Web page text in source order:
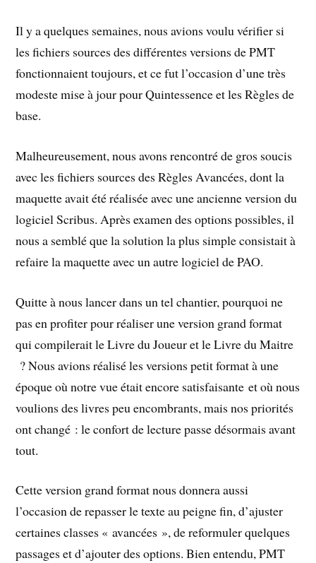
Il y a quelques semaines, nous avions voulu vérifier si
les fichiers sources des différentes versions de PMT
fonctionnaient toujours, et ce fut l’occasion d’une très
modeste mise à jour pour Quintessence et les Règles de
base.
Malheureusement, nous avons rencontré de gros soucis
avec les fichiers sources des Règles Avancées, dont la
maquette avait été réalisée avec une ancienne version du
logiciel Scribus. Après examen des options possibles, il
nous a semblé que la solution la plus simple consistait à
refaire la maquette avec un autre logiciel de PAO.
Quitte à nous lancer dans un tel chantier, pourquoi ne
pas en profiter pour réaliser une version grand format
qui compilerait le Livre du Joueur et le Livre du Maitre
? Nous avions réalisé les versions petit format à une
époque où notre vue était encore satisfaisante et où nous
voulions des livres peu encombrants, mais nos priorités
ont changé : le confort de lecture passe désormais avant
tout.
Cette version grand format nous donnera aussi
l’occasion de repasser le texte au peigne fin, d’ajuster
certaines classes « avancées », de reformuler quelques
passages et d’ajouter des options. Bien entendu, PMT